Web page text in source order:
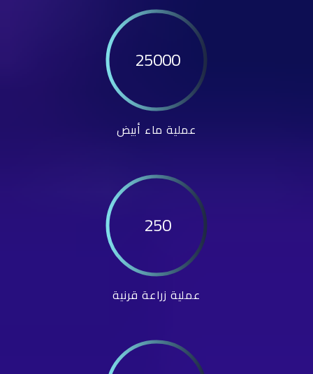
25000
عملية ماء أبيض
250
عملية زراعة قرنية